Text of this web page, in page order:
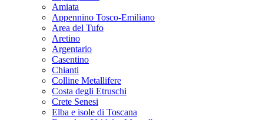
Amiata
Appennino Tosco-Emiliano
Area del Tufo
Aretino
Argentario
Casentino
Chianti
Colline Metallifere
Costa degli Etruschi
Crete Senesi
Elba e isole di Toscana